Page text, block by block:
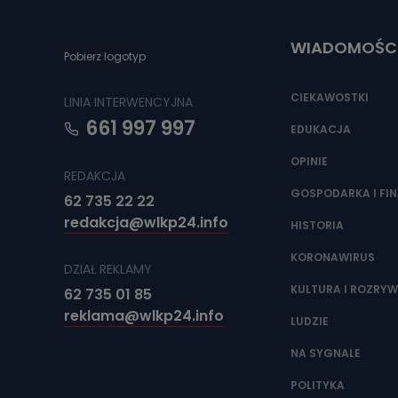
Jakie
Państwa (lub
źródeł
oraz partnerzy
Jak
Można to
Pobierz logotyp
LINIA INTERWENCYJNA
661 997 997
REDAKCJA
62 735 22 22
redakcja@wlkp24.info
DZIAŁ REKLAMY
62 735 01 85
reklama@wlkp24.info
CIEKAWOSTKI
EDUKACJA
OPINIE
GOSPODARKA I
HISTORIA
KORONAWIRUS
KULTURA I
LUDZIE
NA SYGNALE
POLITYKA